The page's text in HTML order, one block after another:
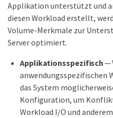
Applikation unterstützt und
diesen Workload erstellt,
Volume-Merkmale zur
Server optimiert.
Applikationsspezifisch—
das System
Konfiguration, um
Workload I/O und